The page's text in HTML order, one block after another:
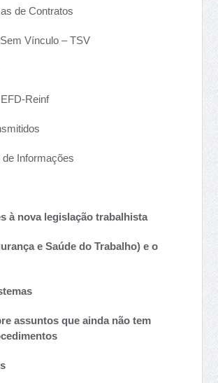
de Contratos
Vínculo – TSV
Reinf
Informações
à nova legislação trabalhista
e Saúde do Trabalho) e o
assuntos que ainda não tem